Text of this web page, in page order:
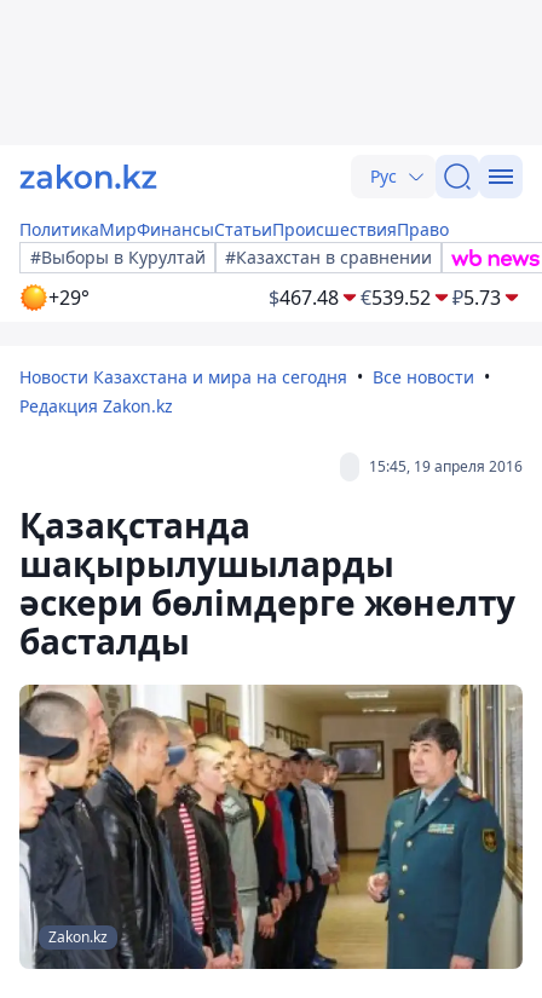
Рус
ПолитикаМирФинансыСтатьиПроисшествияПраво
#Выборы в Курултай
#Казахстан в сравнении
+29° $467.48 €539.52 ₽5.73
Новости Казахстана и мира на сегодня
Все новости
Редакция Zakon.kz
15:45, 19 апреля 2016
Қазақстанда
шақырылушыларды
әскери бөлімдерге жөнелту
басталды
Zakon.kz